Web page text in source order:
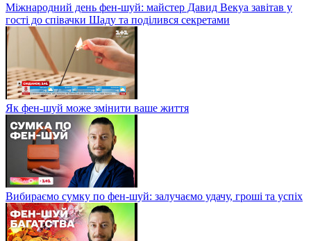
Міжнародний день фен-шуй: майстер Давид Векуа завітав у
гості до співачки Шаду та поділився секретами
Як фен-шуй може змінити ваше життя
Вибираємо сумку по фен-шуй: залучаємо удачу, гроші та успіх